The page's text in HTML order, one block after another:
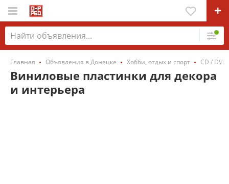
Главная Объявления в Донецке Хобби, отдых и спорт CD /
Виниловые пластинки для декора
и интерьера